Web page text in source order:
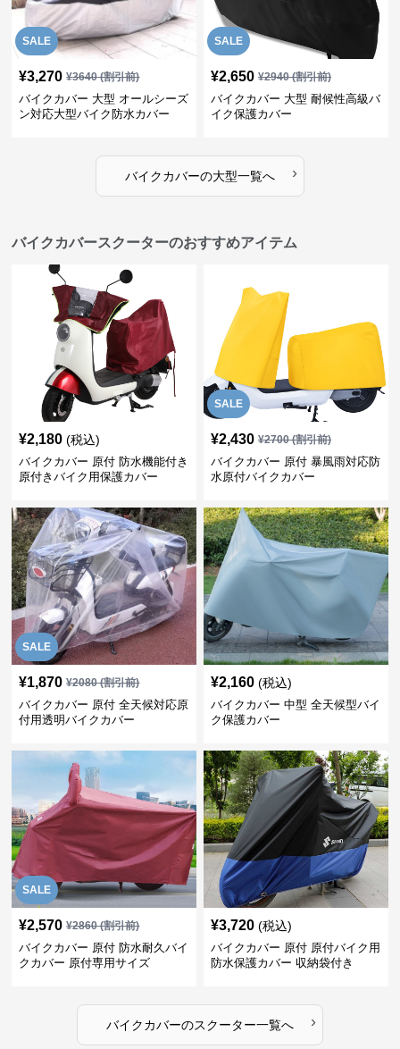
SALE
¥3,270 ¥3640(割引前)
バイクカバー 大型 オールシーズ
ン対応大型バイク防水カバー
SALE
¥2,650 ¥2940(割引前)
バイクカバー 大型 耐候性高級バ
イク保護カバー
バイクカバーの大型一覧へ ›
バイクカバースクーターのおすすめアイテム
¥2,180 (税込)
バイクカバー 原付 防水機能付き
原付きバイク用保護カバー
SALE
¥2,430 ¥2700(割引前)
バイクカバー 原付 暴風雨対応防
水原付バイクカバー
SALE
¥1,870 ¥2080(割引前)
バイクカバー 原付 全天候対応原
付用透明バイクカバー
¥2,160 (税込)
バイクカバー 中型 全天候型バイ
ク保護カバー
SALE
¥2,570 ¥2860(割引前)
バイクカバー 原付 防水耐久バイ
クカバー 原付専用サイズ
¥3,720 (税込)
バイクカバー 原付 原付バイク用
防水保護カバー 収納袋付き
バイクカバーのスクーター一覧へ ›